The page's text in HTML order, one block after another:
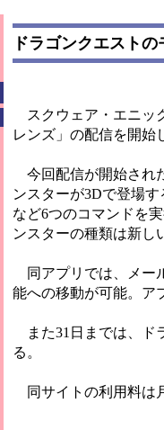
ドラゴンクエスト
スクウェア・エニッ
レンズ」の配信を開始
今回配信が開始され
ンスターが3Dで登場
など6つのコマンドを
ンスターの種類は新し
同アプリでは、メー
能への移動が可能。ア
また31日までは、ド
る。
同サイトの利用料は